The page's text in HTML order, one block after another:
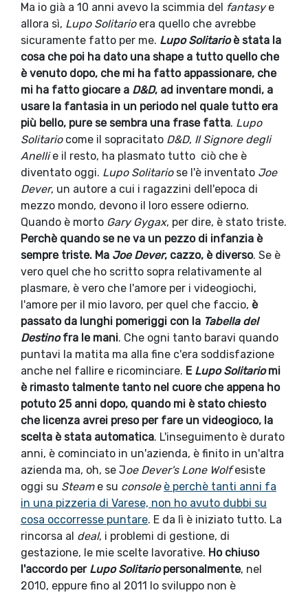
Ma io già a 10 anni avevo la scimmia del fantasye
allora sì, Lupo Solitario era quello che avrebbe
sicuramente fatto per me. Lupo Solitarioè stata la
cosa che poi ha dato una shape a tutto quello che
è venuto dopo, che mi ha fatto appassionare, che
mi ha fatto giocare a D&D, ad inventare mondi, a
usare la fantasia in un periodo nel quale tutto era
più bello, pure se sembra una frase fatta. Lupo
Solitariocome il sopracitato D&D, Il Signore degli
Anellie il resto, ha plasmato tutto ciò che è
diventato oggi. Lupo Solitariose l'è inventato Joe
Dever, un autore a cui i ragazzini dell'epoca di
mezzo mondo, devono il loro essere odierno.
Quando è morto Gary Gygax, per dire, è stato triste.
Perchè quando se ne va un pezzo di infanzia è
sempre triste. Ma Joe Dever, cazzo, è diverso. Se è
vero quel che ho scritto sopra relativamente al
plasmare, è vero che l'amore per i videogiochi,
l'amore per il mio lavoro, per quel che faccio, è
passato da lunghi pomeriggi con la Tabella del
Destinofra le mani. Che ogni tanto baravi quando
puntavi la matita ma alla fine c'era soddisfazione
anche nel fallire e ricominciare. E Lupo Solitariomi
è rimasto talmente tanto nel cuore che appena ho
potuto 25 anni dopo, quando mi è stato chiesto
che licenza avrei preso per fare un videogioco, la
scelta è stata automatica. L'inseguimento è durato
anni, è cominciato in un'azienda, è finito in un'altra
azienda ma, oh, se Joe Dever's Lone Wolfesiste
oggi su Steame su console è perchè tanti anni fa
in una pizzeria di Varese, non ho avuto dubbi su
cosa occorresse puntare. E da lì è iniziato tutto. La
rincorsa al deal, i problemi di gestione, di
gestazione, le mie scelte lavorative. Ho chiuso
l'accordo per Lupo Solitariopersonalmente, nel
2010, eppure fino al 2011 lo sviluppo non è